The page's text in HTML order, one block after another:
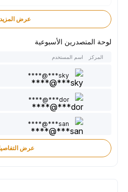
عرض المزيد
لوحة المتصدرين الأسبوعية
المركز اسم المستخدم
sky***@****
dor***@****
san***@****
عرض التفاصيل